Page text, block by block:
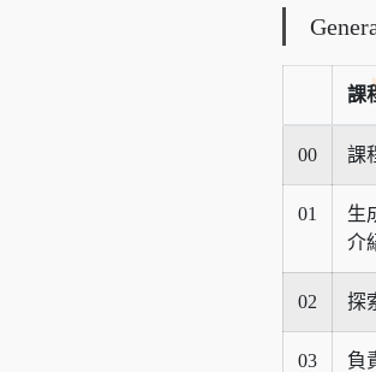
課
00 課
01
生
介
02 探
03
負